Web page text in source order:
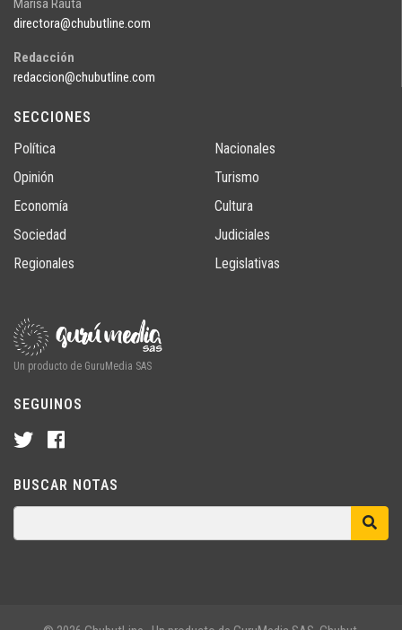
directora@chubutline.com
Redacción
redaccion@chubutline.com
SECCIONES
Política
Opinión
Economía
Sociedad
Regionales
Nacionales
Turismo
Cultura
Judiciales
Legislativas
Un producto de GuruMedia SAS
SEGUINOS
BUSCAR NOTAS